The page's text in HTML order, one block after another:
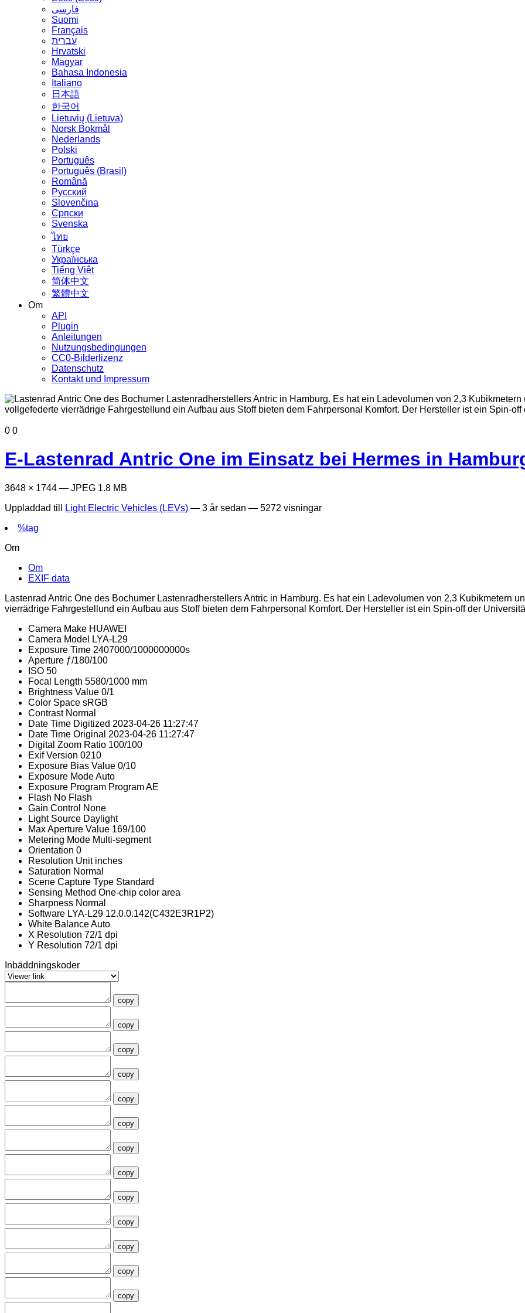
فارسی
Suomi
Français
עברית
Hrvatski
Magyar
Bahasa Indonesia
Italiano
日本語
한국어
Lietuvių (Lietuva)
‪Norsk Bokmål‬
Nederlands
Polski
Português
Português (Brasil)
Română
Русский
Slovenčina
Српски
Svenska
ไทย
Türkçe
Українська
Tiếng Việt
简体中文
繁體中文
Om
API
Plugin
Anleitungen
Nutzungsbedingungen
CC0-Bilderlizenz
Datenschutz
Kontakt und Impressum
0 0
E-Lastenrad Antric One im Einsatz bei Hermes in
3648 × 1744 — JPEG 1.8 MB
Uppladdad till
Light Electric Vehicles (LEVs) — 3 år sedan — 5272 visningar
%tag
Om
Om
EXIF data
Lastenrad Antric One des Bochumer Lastenradherstellers Antric in Hamburg. Es hat ein Ladevolumen von 2,3 Kubikmetern
vierrädrige Fahrgestellund ein Aufbau aus Stoff bieten dem Fahrpersonal Komfort. Der Hersteller ist ein Spin-off der
Camera Make HUAWEI
Camera Model
LYA-L29
Exposure Time 2407000/1000000000s
Aperture ƒ/180/100
ISO 50
Focal Length 5580/1000 mm
Brightness Value 0/1
Color Space sRGB
Contrast Normal
Date Time Digitized 2023-04-26 11:27:47
Date Time Original 2023-04-26 11:27:47
Digital Zoom Ratio 100/100
Exif Version 0210
Exposure Bias Value 0/10
Exposure ModeAuto
Exposure Program Program AE
Flash No Flash
Gain Control None
Light Source Daylight
Max Aperture Value 169/100
Metering Mode Multi-segment
Orientation 0
Resolution Unit inches
Saturation Normal
Scene Capture Type Standard
Sensing Method One-chip color area
Sharpness Normal
Software LYA-L29 12.0.0.142(C432E3R1P2)
White BalanceAuto
X Resolution 72/1 dpi
Y Resolution 72/1 dpi
Inbäddningskoder
copy
copy
copy
copy
copy
copy
copy
copy
copy
copy
copy
copy
copy